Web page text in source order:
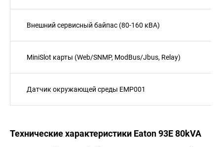
Внешний сервисный байпас (80-160 кВА)
MiniSlot карты (Web/SNMP, ModBus/Jbus, Relay)
Датчик окружающей среды EMP001
Технические характеристики Eaton 93E 80kVA